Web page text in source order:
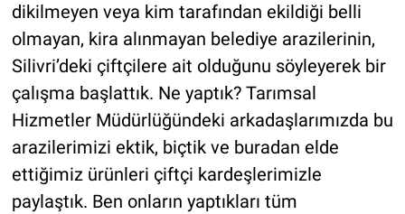
dikilmeyen veya kim tarafından ekildiği belli
olmayan, kira alınmayan belediye arazilerinin,
Silivri’deki çiftçilere ait olduğunu söyleyerek bir
çalışma başlattık. Ne yaptık? Tarımsal
Hizmetler Müdürlüğündeki arkadaşlarımızda bu
arazilerimizi ektik, biçtik ve buradan elde
ettiğimiz ürünleri çiftçi kardeşlerimizle
paylaştık. Ben onların yaptıkları tüm